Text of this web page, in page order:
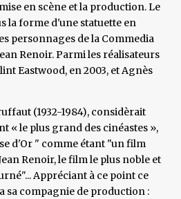
en scène et la production. Le
la forme d'une statuette en
personnages de la Commedia
Renoir. Parmi les réalisateurs
Eastwood, en 2003, et Agnès
(1932-1984), considèrait
« le plus grand des cinéastes »,
d'Or " comme étant "un film
Renoir, le film le plus noble et
Appréciant à ce point ce
sa compagnie de production :